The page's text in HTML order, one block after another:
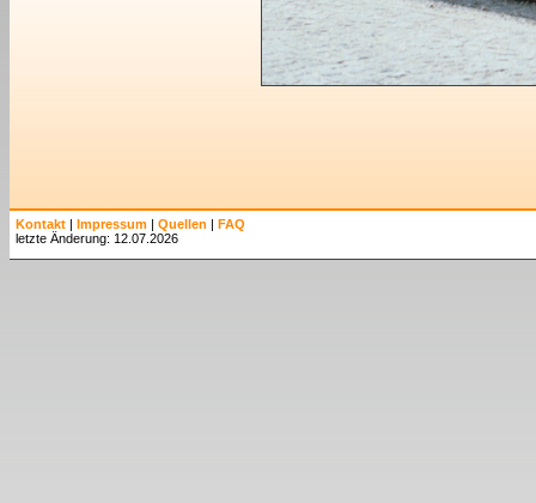
Kontakt | Impressum | Quellen | FAQ
letzte Änderung: 12.07.2026